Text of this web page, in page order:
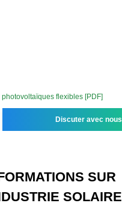
flexibles [PDF]
Discuter avec nous
SUR
SOLAIRE